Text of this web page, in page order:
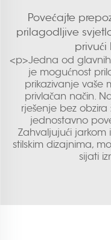
Povećajte
prilagodljive
<p>Jedna od
je mogućnost
prikazivanje vaše
privlačan način.
rješenje bez obzira
jednostavno
Zahvaljujući jarkom
stilskim dizajnima,
sijati